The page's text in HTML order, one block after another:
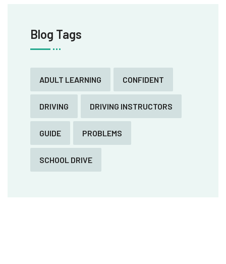
Blog Tags
ADULT LEARNING CONFIDENT
DRIVING DRIVING INSTRUCTORS
GUIDE PROBLEMS
SCHOOL DRIVE